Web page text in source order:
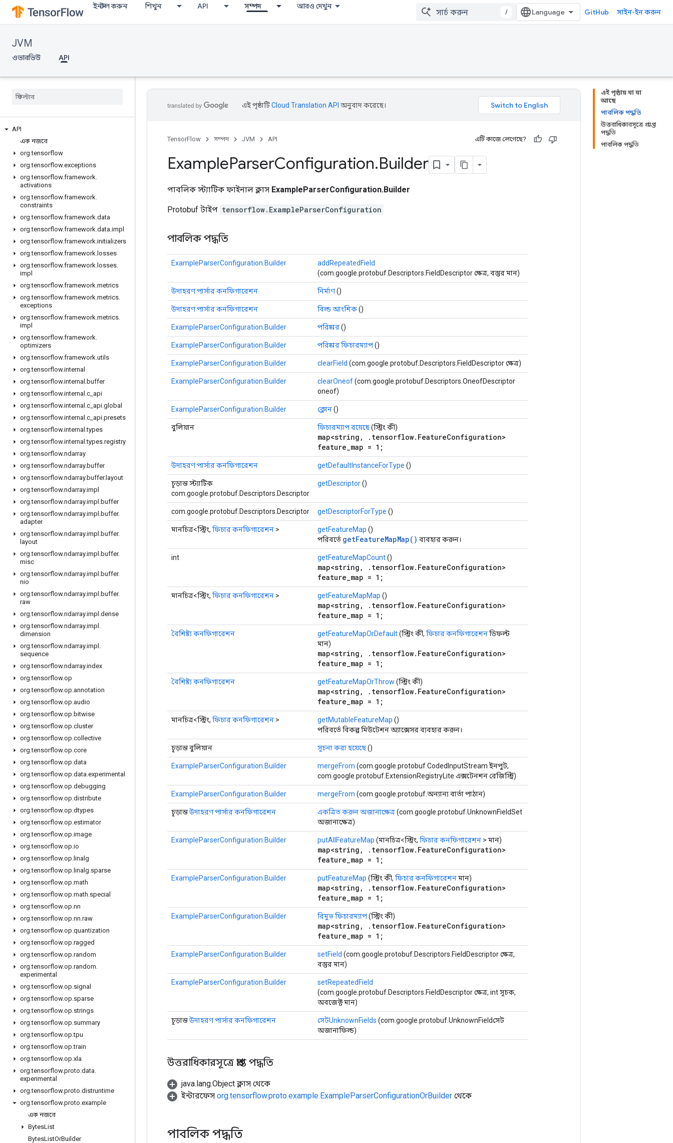
ইনস্টল করুন শিখুন API সম্পদ আরও দেখুন
/ GitHub সাইন-ইন করুন
JVM
ওভারভিউ API
API
এক নজরে
org.tensorflow
org.tensorflow.exceptions
org.tensorflow.framework.
activations
org.tensorflow.framework.
constraints
org.tensorflow.framework.data
org.tensorflow.framework.data.impl
org.tensorflow.framework.initializers
org.tensorflow.framework. losses
org.tensorflow.framework. losses.
impl
org.tensorflow.framework.metrics
org.tensorflow.framework.metrics.
exceptions
org.tensorflow.framework.metrics.
impl
org.tensorflow.framework.
optimizers
org.tensorflow.framework.utils
org.tensorflow.internal
org.tensorflow.internal .buffer
org.tensorflow.internal .c api
org.tensorflow.internal .c api.global
org.tensorflow.internal .c api.presets
org.tensorflow.internal .types
org.tensorflow.internal .types.registry
org.tensorflow.ndarray
org.tensorflow.ndarray.buffer
org.tensorflow.ndarray.buffer. layout
org.tensorflow.ndarray.impl
org.tensorflow.ndarray.impl .buffer
org.tensorflow.ndarray.impl .buffer.
adapter
org.tensorflow.ndarray.impl .buffer.
layout
org.tensorflow.ndarray.impl .buffer.
misc
org.tensorflow.ndarray.impl .buffer.
nio
org.tensorflow.ndarray.impl .buffer.
raw
org.tensorflow.ndarray.impl .dense
org.tensorflow.ndarray.impl .
dimension
org.tensorflow.ndarray.impl .
sequence
org.tensorflow.ndarray.index
org.tensorflow.op
org.tensorflow.op.annotation
org.tensorflow.op.audio
org.tensorflow.op.bitwise
org.tensorflow.op.cluster
org.tensorflow.op.collective
org.tensorflow.op.core
org.tensorflow.op.data
org.tensorflow.op.data.experimental
org.tensorflow.op.debugging
org.tensorflow.op.distribute
org.tensorflow.op.dtypes
org.tensorflow.op.estimator
org.tensorflow.op.image
org.tensorflow.op.io
org.tensorflow.op. linalg
org.tensorflow.op. linalg.sparse
org.tensorflow.op.math
org.tensorflow.op.math.special
org.tensorflow.op.nn
org.tensorflow.op.nn.raw
org.tensorflow.op.quantization
org.tensorflow.op.ragged
org.tensorflow.op.random
org.tensorflow.op.random.
experimental
org.tensorflow.op.signal
org.tensorflow.op.sparse
org.tensorflow.op.strings
org.tensorflow.op.summary
org.tensorflow.op.tpu
org.tensorflow.op.train
org.tensorflow.op.xla
org.tensorflow.proto.data.
experimental
org.tensorflow.proto.distruntime
org.tensorflow.proto.example
এক নজরে
BytesList
BytesListOrBuilder
এই পৃষ্ঠায় যা যা
আছে
পাবলিক পদ্ধতি
উত্তরাধিকারসূত্রে প্রাপ্ত
পদ্ধতি
পাবলিক পদ্ধতি
এই পৃষ্ঠাটিCloud Translation API অনুবাদ করেছে।
TensorFlow সম্পদ JVM API এটি কাজে লেগেছে?
ExampleParserConfiguration.Builder
পাবলিক স্ট্যাটিক ফাইনাল ক্লাস ExampleParserConfiguration.Builder
Protobuf টাইপ tensorflow.ExampleParserConfiguration
পাবলিক পদ্ধতি
ExampleParserConfiguration.Builder
addRepeatedField
(com.google.protobuf.Descriptors.FieldDescriptor ক্ষেত্র, বস্তুর মান)
উদাহরণ পার্সার কনফিগারেশন নির্মাণ()
উদাহরণ পার্সার কনফিগারেশন বিল্ড আংশিক()
ExampleParserConfiguration.Builder পরিষ্কার()
ExampleParserConfiguration.Builder পরিষ্কার ফিচারম্যাপ()
ExampleParserConfiguration.Builder clearField (com.google.protobuf.Descriptors.FieldDescriptor ক্ষেত্র)
ExampleParserConfiguration.Builder clearOneof(com.google.protobuf.Descriptors.OneofDescriptor
oneof)
ExampleParserConfiguration.Builder ক্লোন()
বুলিয়ান ফিচারম্যাপ রয়েছে(স্ট্রিং কী)
map<string, .tensorflow.FeatureConfiguration>
feature_map = 1;
উদাহরণ পার্সার কনফিগারেশন getDefaultInstanceForType ()
চূড়ান্ত স্ট্যাটিক
com.google.protobuf.Descriptors.Descriptor
getDescriptor()
com.google.protobuf.Descriptors.Descriptor getDescriptorForType ()
মানচিত্র<স্ট্রিং, ফিচার কনফিগারেশন > getFeatureMap ()
পরিবর্তে getFeatureMapMap() ব্যবহার করুন।
int getFeatureMapCount()
map<string, .tensorflow.FeatureConfiguration>
feature_map = 1;
মানচিত্র<স্ট্রিং, ফিচার কনফিগারেশন > getFeatureMapMap ()
map<string, .tensorflow.FeatureConfiguration>
feature_map = 1;
বৈশিষ্ট্য কনফিগারেশন getFeatureMapOrDefault(স্ট্রিং কী, ফিচার কনফিগারেশনডিফল্ট
মান)
map<string, .tensorflow.FeatureConfiguration>
feature_map = 1;
বৈশিষ্ট্য কনফিগারেশন getFeatureMapOrThrow (স্ট্রিং কী)
map<string, .tensorflow.FeatureConfiguration>
feature_map = 1;
মানচিত্র<স্ট্রিং, ফিচার কনফিগারেশন > getMutableFeatureMap ()
পরিবর্তে বিকল্প মিউটেশন অ্যাক্সেসর ব্যবহার করুন।
চূড়ান্ত বুলিয়ান সূচনা করা হয়েছে()
ExampleParserConfiguration.Builder mergeFrom (com.google.protobuf.CodedInputStream ইনপুট,
com.google.protobuf.ExtensionRegistryLite এক্সটেনশন রেজিস্ট্রি)
ExampleParserConfiguration.Builder mergeFrom (com.google.protobuf.অন্যান্য বার্তা পাঠান)
চূড়ান্তউদাহরণ পার্সার কনফিগারেশন একত্রিত করুন অজানাক্ষেত্র(com.google.protobuf.UnknownFieldSet
অজানাক্ষেত্র)
ExampleParserConfiguration.Builder putAllFeatureMap (মানচিত্র<স্ট্রিং, ফিচার কনফিগারেশন > মান)
map<string, .tensorflow.FeatureConfiguration>
feature_map = 1;
ExampleParserConfiguration.Builder putFeatureMap (স্ট্রিং কী, ফিচার কনফিগারেশনমান)
map<string, .tensorflow.FeatureConfiguration>
feature_map = 1;
ExampleParserConfiguration.Builder রিমুভ ফিচারম্যাপ(স্ট্রিং কী)
map<string, .tensorflow.FeatureConfiguration>
feature_map = 1;
ExampleParserConfiguration.Builder setField (com.google.protobuf.Descriptors.FieldDescriptor ক্ষেত্র,
বস্তুর মান)
ExampleParserConfiguration.Builder
setRepeatedField
(com.google.protobuf.Descriptors.FieldDescriptor ক্ষেত্র, int সূচক,
অবজেক্ট মান)
চূড়ান্তউদাহরণ পার্সার কনফিগারেশন সেটUnknownFields (com.google.protobuf.UnknownFieldসেট
অজানাফিল্ড)
উত্তরাধিকারসূত্রে প্রাপ্ত পদ্ধতি
java.lang.Object ক্লাস থেকে
ইন্টারফেস org.tensorflow.proto.example.ExampleParserConfigurationOrBuilder থেকে
পাবলিক পদ্ধতি